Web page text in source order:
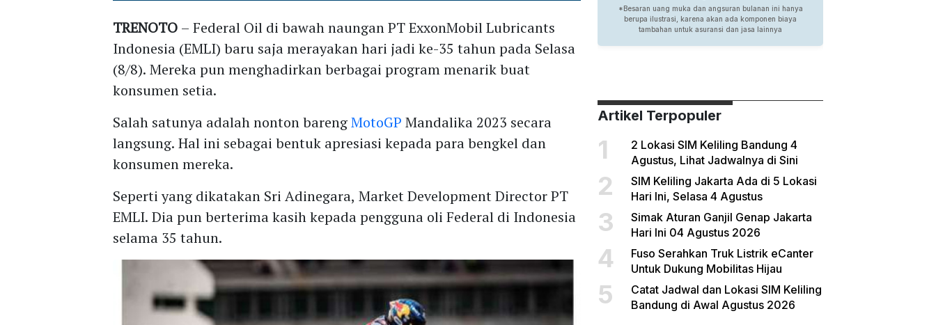
TRENOTO – Federal Oil di bawah naungan PT ExxonMobil Lubricants
Indonesia (EMLI) baru saja merayakan hari jadi ke-35 tahun pada Selasa
(8/8). Mereka pun menghadirkan berbagai program menarik buat
konsumen setia.
Salah satunya adalah nonton barengMotoGP Mandalika 2023 secara
langsung. Hal ini sebagai bentuk apresiasi kepada para bengkel dan
konsumen mereka.
Seperti yang dikatakan Sri Adinegara, Market Development Director PT
EMLI. Dia pun berterima kasih kepada pengguna oli Federal di Indonesia
selama 35 tahun.
Artikel Terpopuler
1
2 Lokasi SIM Keliling Bandung 4
Agustus, Lihat Jadwalnya di Sini
2
SIM Keliling Jakarta Ada di 5 Lokasi
Hari Ini, Selasa 4 Agustus
3
Simak Aturan Ganjil Genap Jakarta
Hari Ini 04 Agustus 2026
4
Fuso Serahkan Truk Listrik eCanter
Untuk Dukung Mobilitas Hijau
5
Catat Jadwal dan Lokasi SIM Keliling
Bandung di Awal Agustus 2026